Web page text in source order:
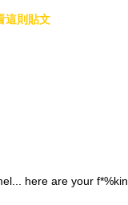
這則貼文
here are your